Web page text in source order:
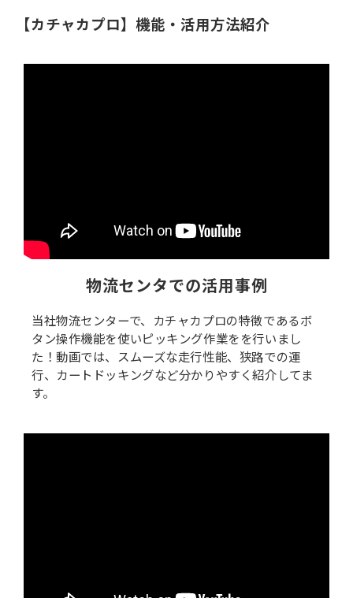
【カチャカプロ】機能・活用方法紹介
物流センタでの活用事例
当社物流センターで、カチャカプロの特徴であるボ
タン操作機能を使いピッキング作業をを行いまし
た！動画では、スムーズな走行性能、狭路での運
行、カートドッキングなど分かりやすく紹介してま
す。